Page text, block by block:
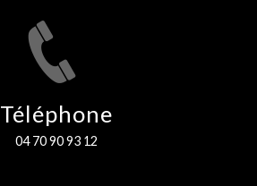
Téléphone
04 70 90 93 12